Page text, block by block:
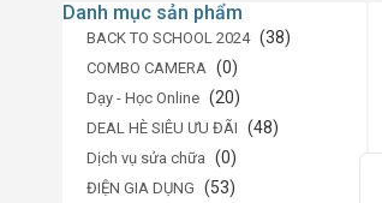
Danh mục sản phẩm
BACK TO SCHOOL 2024 (38)
COMBO CAMERA (0)
Dạy - Học Online (20)
DEAL HÈ SIÊU ƯU ĐÃI (48)
Dịch vụ sửa chữa (0)
ĐIỆN GIA DỤNG (53)